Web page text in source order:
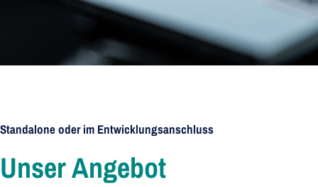
Standalone oder im Entwicklungsanschluss
Unser Angebot